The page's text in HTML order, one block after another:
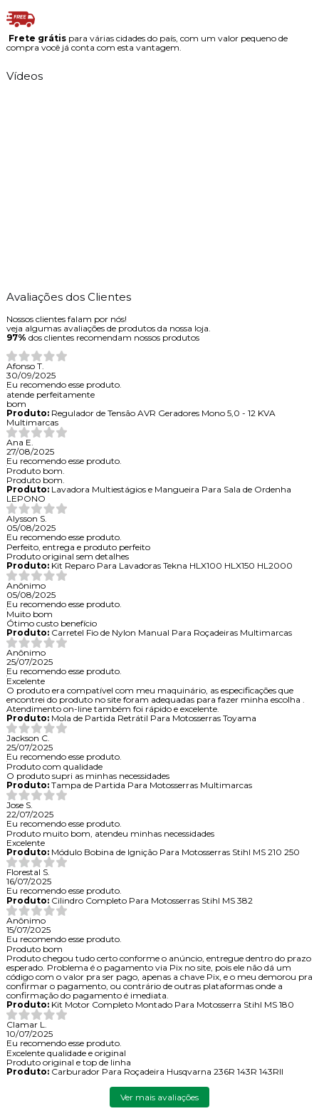
Frete grátispara várias cidades do país, com um valor pequeno de
compra você já conta com esta vantagem.
Vídeos
Avaliações dos Clientes
Nossos clientes falam por nós!
veja algumas avaliações de produtos da nossa loja.
97% dos clientes recomendam nossos produtos
Afonso T.
30/09/2025
Eu recomendo esse produto.
atende perfeitamente
bom
Produto:Regulador de Tensão AVR Geradores Mono 5,0 - 12 KVA
Multimarcas
Ana E.
27/08/2025
Eu recomendo esse produto.
Produto bom.
Produto bom.
Produto:Lavadora Multiestágios e Mangueira Para Sala de Ordenha
LEPONO
Alysson S.
05/08/2025
Eu recomendo esse produto.
Perfeito, entrega e produto perfeito
Produto original sem detalhes
Produto:Kit Reparo Para Lavadoras Tekna HLX100 HLX150 HL2000
Anônimo
05/08/2025
Eu recomendo esse produto.
Muito bom
Ótimo custo benefício
Produto:Carretel Fio de Nylon Manual Para Roçadeiras Multimarcas
Anônimo
25/07/2025
Eu recomendo esse produto.
Excelente
O produto era compatível com meu maquinário, as especificações que
encontrei do produto no site foram adequadas para fazer minha escolha .
Atendimento on-line também foi rápido e excelente.
Produto:Mola de Partida Retrátil Para Motosserras Toyama
Jackson C.
25/07/2025
Eu recomendo esse produto.
Produto com qualidade
O produto supri as minhas necessidades
Produto:Tampa de Partida Para Motosserras Multimarcas
Jose S.
22/07/2025
Eu recomendo esse produto.
Produto muito bom, atendeu minhas necessidades
Excelente
Produto:Módulo Bobina de Ignição Para Motosserras Stihl MS 210 250
Florestal S.
16/07/2025
Eu recomendo esse produto.
Produto:Cilindro Completo Para Motosserras Stihl MS 382
Anônimo
15/07/2025
Eu recomendo esse produto.
Produto bom
Produto chegou tudo certo conforme o anúncio, entregue dentro do prazo
esperado. Problema é o pagamento via Pix no site, pois ele não dá um
código com o valor pra ser pago, apenas a chave Pix, e o meu demorou pra
confirmar o pagamento, ou contrário de outras plataformas onde a
confirmação do pagamento é imediata.
Produto:Kit Motor Completo Montado Para Motosserra Stihl MS 180
Clamar L.
10/07/2025
Eu recomendo esse produto.
Excelente qualidade e original
Produto original e top de linha
Produto:Carburador Para Roçadeira Husqvarna 236R 143R 143RII
Ver mais avaliações